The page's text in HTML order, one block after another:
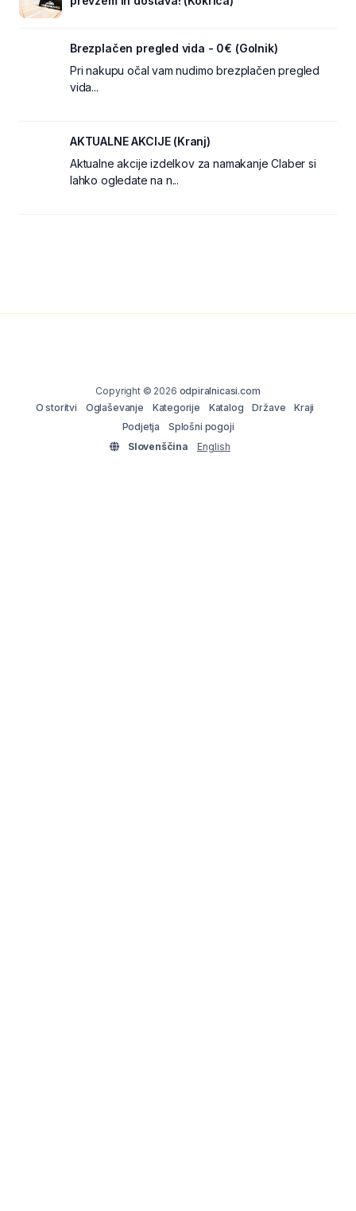
Brezplačen pregled vida - 0€ (Golnik)
Pri nakupu očal vam nudimo brezplačen pregled
vida...
AKTUALNE AKCIJE (Kranj)
Aktualne akcije izdelkov za namakanje Claber si
lahko ogledate na n...
Copyright © 2026 odpiralnicasi.com
O storitvi
Oglaševanje Kategorije Katalog Države
Kraji
Podjetja
Splošni pogoji
Slovenščina
English